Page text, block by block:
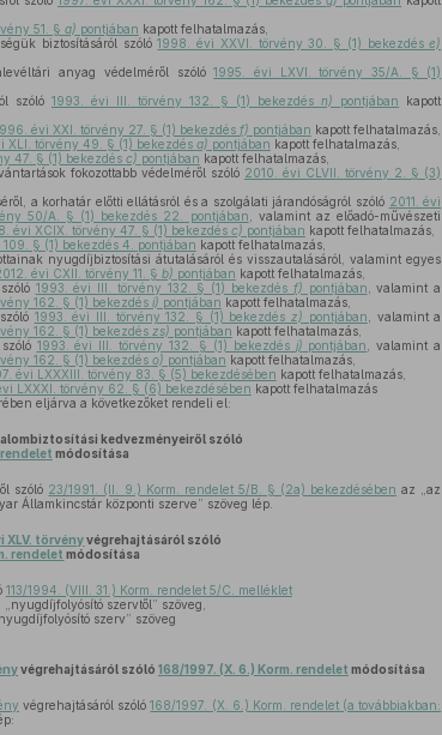
51. § a) pontjában kapott felhatalmazás,
biztosításáról szóló1998. évi XXVI. törvény 30. § (1) bekezdése)
anyag védelméről szóló1995. évi LXVI. törvény 35/A. § (1)
szóló1993. évi III. törvény 132. § (1) bekezdésn) pontjában
kapott
évi XXI. törvény 27. § (1) bekezdés f) pontjában kapott felhatalmazás,
XLI. törvény 49. § (1) bekezdés a) pontjában kapott felhatalmazás,
47. § (1) bekezdés c) pontjában kapott felhatalmazás,
fokozottabb védelméről szóló 2010. évi CLVII. törvény 2. § (3)
a korhatár előtti ellátásról és a szolgálati járandóságról szóló 2011. évi
50/A. § (1) bekezdés 22. pontjában , valamint az előadó-művészeti
évi XCIX. törvény 47. § (1) bekezdés c) pontjában kapott felhatalmazás,
109. § (1) bekezdés 4. pontjában kapott felhatalmazás,
nyugdíjbiztosítási átutalásáról és visszautalásáról, valamint egyes
évi CXII. törvény 11. § b) pontjában kapott felhatalmazás,
1993. évi III. törvény 132. § (1) bekezdés f) pontjában , valamint a
162. § (1) bekezdés i) pontjában kapott felhatalmazás,
1993. évi III. törvény 132. § (1) bekezdés z) pontjában , valamint a
162. § (1) bekezdés zs) pontjában kapott felhatalmazás,
1993. évi III. törvény 132. § (1) bekezdés j) pontjában
, valamint a
162. § (1) bekezdés o) pontjában kapott felhatalmazás,
évi LXXXIII. törvény 83. § (5) bekezdésében kapott felhatalmazás,
LXXXI. törvény 62. § (6) bekezdésében kapott felhatalmazás
eljárva a következőket rendeli el:
kedvezményeiről szóló
rendelet módosítása
szóló 23/1991. (II. 9.) Korm. rendelet 5/B. § (2a) bekezdésében az „az
Államkincstár központi szerve” szöveg lép.
XLV. törvényvégrehajtásáról szóló
rendelet módosítása
113/1994. (VIII. 31.) Korm. rendelet 5/C. melléklet
szervtől” szöveg,
szerv” szöveg
végrehajtásáról szóló 168/1997. (X. 6.) Korm. rendelet módosítása
végrehajtásáról szóló168/1997. (X. 6.) Korm. rendelet (a továbbiakban: